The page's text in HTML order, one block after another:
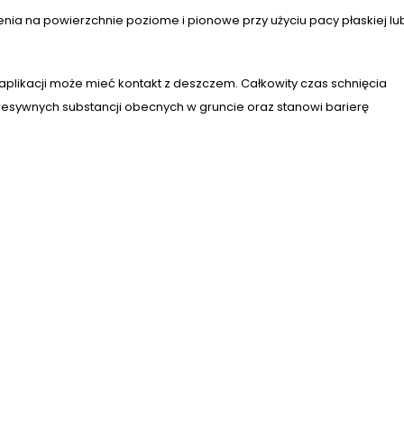
na powierzchnie poziome i pionowe przy użyciu pacy płaskiej
może mieć kontakt z deszczem. Całkowity czas schnięcia
substancji obecnych w gruncie oraz stanowi barierę